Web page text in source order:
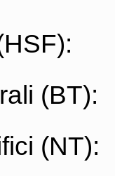
(BT):
(NT):